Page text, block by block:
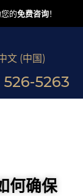
的免费咨询！
文 (中国)
526-5263
何确保